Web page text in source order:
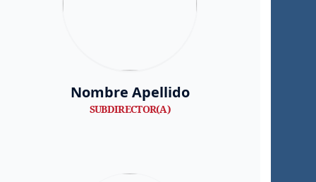
Nombre Apellido
SUBDIRECTOR(A)